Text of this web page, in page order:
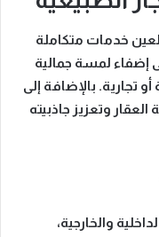
خدمات متكاملة
إضفاء لمسة جمالية
تجارية. بالإضافة إلى
وتعزيز جاذبيته
والخارجية،